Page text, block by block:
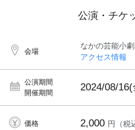
公演・チケ
会場
なかの芸能小
アクセス情報
公演期間
開催期間
2024/08/16(
価格 2,000 円（税